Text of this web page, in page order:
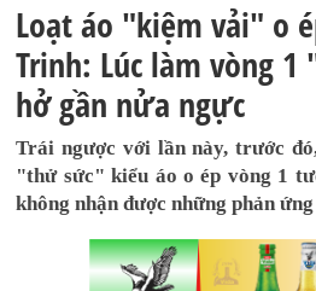
Loạt áo "kiệm vải" o
Trinh: Lúc làm vòng
hở gần nửa ngực
Trái ngược với lần này, trước
"thử sức" kiểu áo o ép vòng 1
không nhận được những phản